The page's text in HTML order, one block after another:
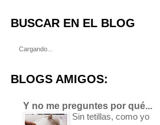
BUSCAR EN EL BLOG
Cargando...
BLOGS AMIGOS:
Y no me preguntes por qué...
Sin tetillas, como yo